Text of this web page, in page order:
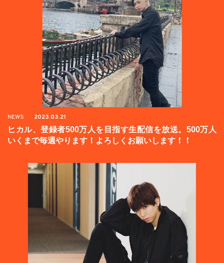
NEWS 2023.03.21
ヒカル、登録者500万人を目指す生配信を放送。500万人
いくまで毎週やります！よろしくお願いします！！